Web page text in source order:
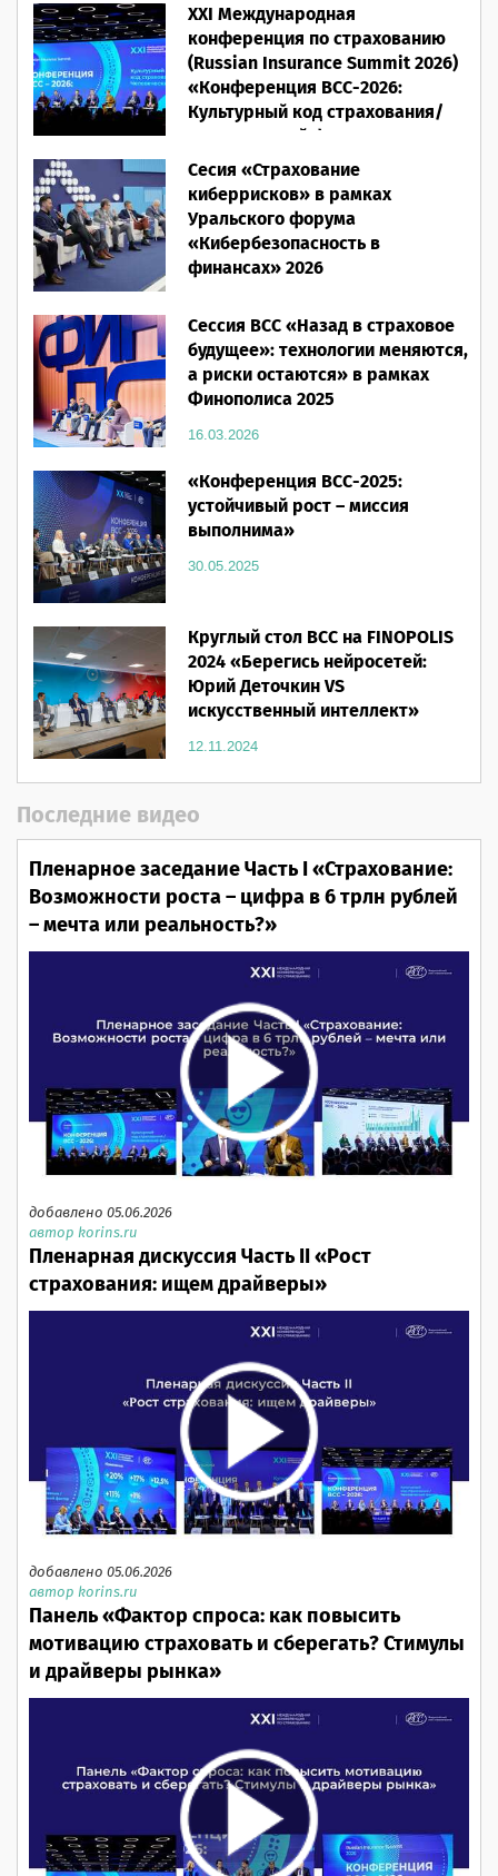
XXI Международная
конференция по страхованию
(Russian Insurance Summit 2026)
«Конференция ВСС-2026:
Культурный код страхования/
Человеческий фактор»
28.05.2026
Сесия «Страхование
киберрисков» в рамках
Уральского форума
«Кибербезопасность в
финансах» 2026
Сессия ВСС «Назад в страховое
будущее»: технологии меняются,
а риски остаются» в рамках
Финополиса 2025
16.03.2026
«Конференция ВСС-2025:
устойчивый рост – миссия
выполнима»
30.05.2025
Круглый стол ВСС на FINOPOLIS
2024 «Берегись нейросетей:
Юрий Деточкин VS
искусственный интеллект»
12.11.2024
Последние видео
Пленарное заседание Часть I «Страхование:
Возможности роста – цифра в 6 трлн рублей
– мечта или реальность?»
добавлено 05.06.2026
автор korins.ru
Пленарная дискуссия Часть II «Рост
страхования: ищем драйверы»
добавлено 05.06.2026
автор korins.ru
Панель «Фактор спроса: как повысить
мотивацию страховать и сберегать? Стимулы
и драйверы рынка»